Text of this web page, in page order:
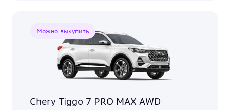
Можно выкупить
Chery Tiggo 7 PRO MAX AWD